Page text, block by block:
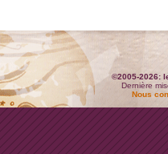
©2005-2026:
Dernière
Nous